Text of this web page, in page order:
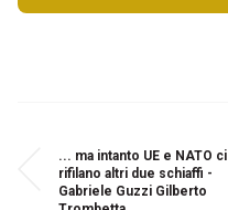
... ma intanto UE e NATO ci
rifilano altri due schiaffi -
Gabriele Guzzi Gilberto